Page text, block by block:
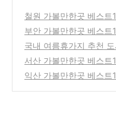
철원 가볼만한곳 베스트
천
(5)
부안 가볼만한곳 베스트
(6)
국내 여름휴가지 추천
서산 가볼만한곳 베스트
(3)
익산 가볼만한곳 베스트